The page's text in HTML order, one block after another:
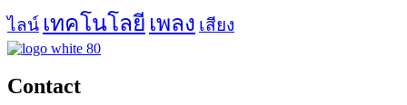
ไลน์ เทคโนโลยี เพลง เสียง
Contact